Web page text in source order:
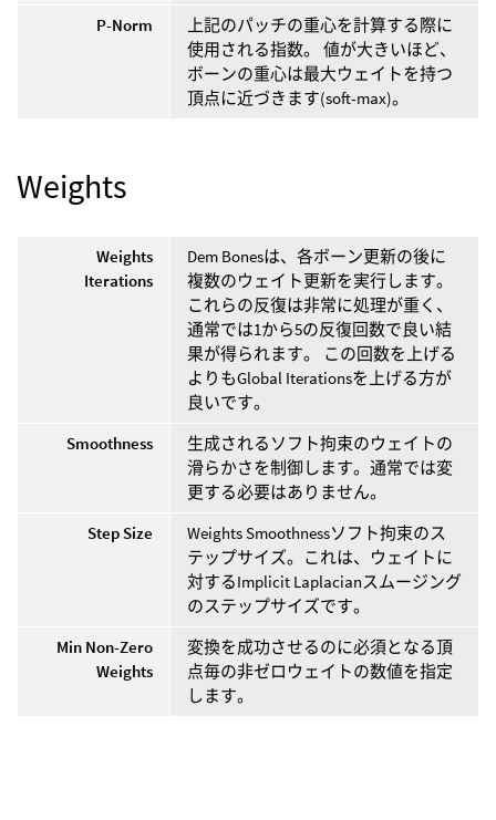
P-Norm
上記のパッチの重心を計算する際に
使用される指数。 値が大きいほど、
ボーンの重心は最大ウェイトを持つ
頂点に近づきます(soft-max)。
Weights
Weights
Iterations
Dem Bonesは、各ボーン更新の後に
複数のウェイト更新を実行します。
これらの反復は非常に処理が重く、
通常では1から5の反復回数で良い結
果が得られます。 この回数を上げる
よりもGlobal Iterationsを上げる方が
良いです。
Smoothness
生成されるソフト拘束のウェイトの
滑らかさを制御します。通常では変
更する必要はありません。
Step Size
Weights Smoothnessソフト拘束のス
テップサイズ。これは、ウェイトに
対するImplicit Laplacianスムージング
のステップサイズです。
Min Non-Zero
Weights
変換を成功させるのに必須となる頂
点毎の非ゼロウェイトの数値を指定
します。